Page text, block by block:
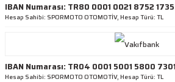
IBAN Numarası: TR80 0001 0021 8752
Hesap Sahibi: SPORMOTO OTOMOTİV, Hesap Türü: TL
IBAN Numarası: TR04 0001 5001 5800
Hesap Sahibi: SPORMOTO OTOMOTİV, Hesap Türü: TL